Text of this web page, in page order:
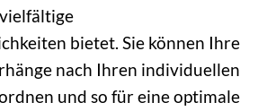
bietet. Sie können Ihre
nach Ihren individuellen
und so für eine optimale